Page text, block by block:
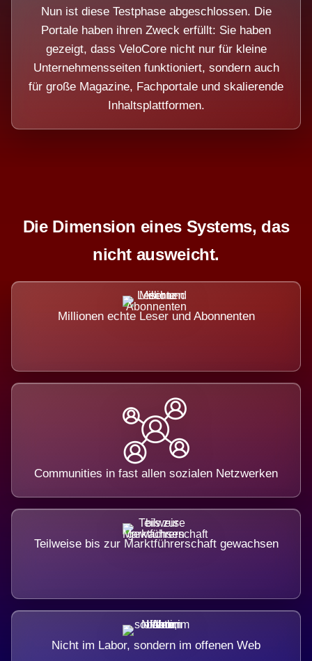
Nun ist diese Testphase abgeschlossen. Die
Portale haben ihren Zweck erfüllt: Sie haben
gezeigt, dass VeloCore nicht nur für kleine
Unternehmensseiten funktioniert, sondern auch
für große Magazine, Fachportale und skalierende
Inhaltsplattformen.
Die Dimension eines Systems, das
nicht ausweicht.
Millionen echte Leser und Abonnenten
Communities in fast allen sozialen Netzwerken
Teilweise bis zur Marktführerschaft gewachsen
Nicht im Labor, sondern im offenen Web